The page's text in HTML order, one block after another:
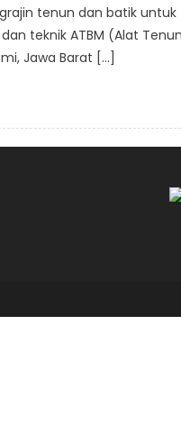
tenun dan batik untuk
teknik ATBM (Alat
Jawa Barat […]